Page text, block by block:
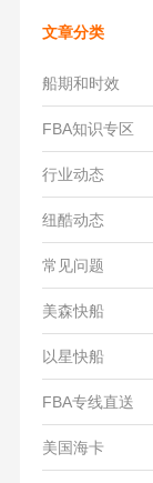
文章分类
船期和时效
FBA知识专区
行业动态
纽酷动态
常见问题
美森快船
以星快船
FBA专线直送
美国海卡